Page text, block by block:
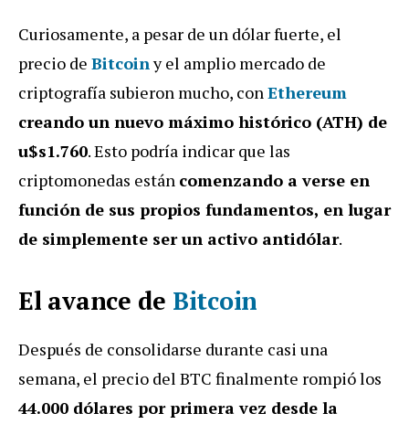
Curiosamente, a pesar de un dólar fuerte, el
precio de Bitcoiny el amplio mercado de
criptografía subieron mucho, con Ethereum
creando un nuevo máximo histórico (ATH) de
u$s1.760. Esto podría indicar que las
criptomonedas están comenzando a verse en
función de sus propios fundamentos, en lugar
de simplemente ser un activo antidólar.
El avance de Bitcoin
Después de consolidarse durante casi una
semana, el precio del BTC finalmente rompió los
44.000 dólares por primera vez desde la